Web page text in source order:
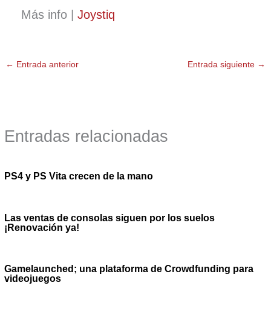
Más info | Joystiq
← Entrada anterior Entrada siguiente →
Entradas relacionadas
PS4 y PS Vita crecen de la mano
Las ventas de consolas siguen por los suelos
¡Renovación ya!
Gamelaunched; una plataforma de Crowdfunding para
videojuegos